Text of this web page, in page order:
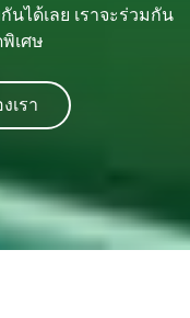
ได้เลย เราจะร่วมกัน
เศษ
เรา